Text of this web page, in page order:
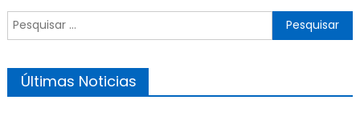
Pesquisar
por:
Últimas Noticias